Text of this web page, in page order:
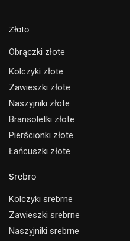
Złoto
Obrączki złote
Kolczyki złote
Zawieszki złote
Naszyjniki złote
Bransoletki złote
Pierścionki złote
Łańcuszki złote
Srebro
Kolczyki srebrne
Zawieszki srebrne
Naszyjniki srebrne